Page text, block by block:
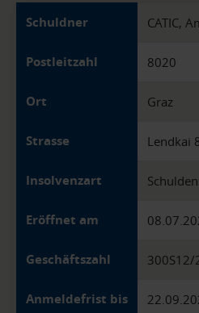
Schuldner CATIC,
Postleitzahl 8020
Ort Graz
Strasse Lendkai
Insolvenzart
Eröffnet am
Geschäftszahl 300S12/
Anmeldefrist bis